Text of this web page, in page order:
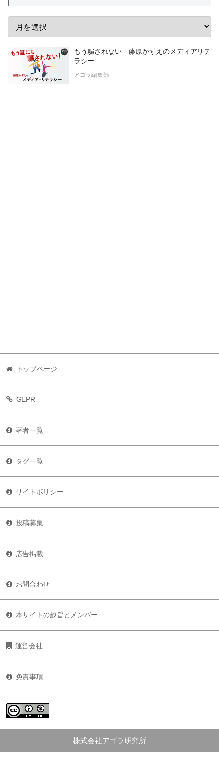
もう騙されない 藤原かずえのメディアリテ
ラシー
アゴラ編集部
トップページ
GEPR
著者一覧
タグ一覧
サイトポリシー
投稿募集
広告掲載
お問合わせ
本サイトの趣旨とメンバー
運営会社
免責事項
株式会社アゴラ研究所